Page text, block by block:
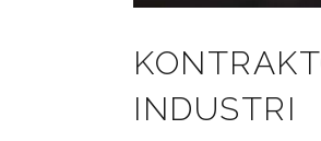
INDUSTRI